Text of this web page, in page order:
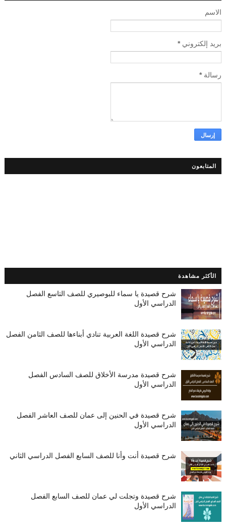
الاسم
بريد إلكتروني*
رسالة*
المتابعون
الأكثر مشاهدة
شرح قصيدة يا سماء للبوصيري للصف التاسع الفصل
الدراسي الأول
شرح قصيدة اللغة العربية تنادي أبناءها للصف الثامن الفصل
الدراسي الأول
شرح قصيدة مدرسة الأخلاق للصف السادس الفصل
الدراسي الأول
شرح قصيدة في الحنين إلى عمان للصف العاشر الفصل
الدراسي الأول
شرح قصيدة أنت وأنا للصف السابع الفصل الدراسي الثاني
شرح قصيدة وتجلت لي عمان للصف السابع الفصل
الدراسي الأول